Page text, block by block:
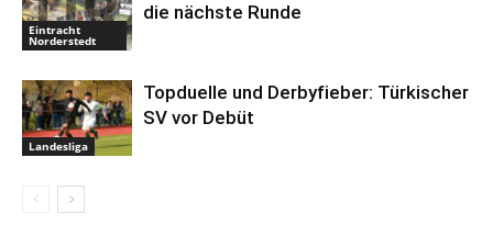
Eintracht
Norderstedt
die nächste Runde
Landesliga
Topduelle und Derbyfieber: Türkischer
SV vor Debüt